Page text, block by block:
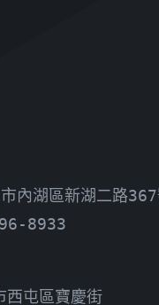
內湖區新湖二路
8933
屯區寶慶街